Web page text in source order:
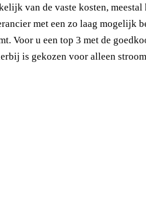
van de vaste kosten,
met een zo laag mogelijk
Voor u een top 3 met de
is gekozen voor alleen